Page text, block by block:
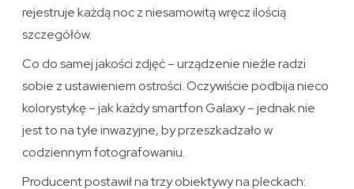
rejestruje każdą noc z niesamowitą wręcz ilością
szczegółów.
Co do samej jakości zdjęć – urządzenie nieźle radzi
sobie z ustawieniem ostrości. Oczywiście podbija nieco
kolorystykę – jak każdy smartfon Galaxy – jednak nie
jest to na tyle inwazyjne, by przeszkadzało w
codziennym fotografowaniu.
Producent postawił na trzy obiektywy na pleckach: